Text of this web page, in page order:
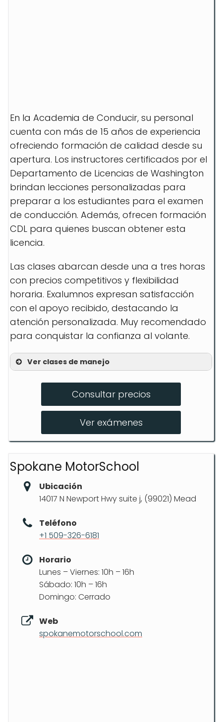
En la Academia de Conducir, su personal
cuenta con más de 15 años de experiencia
ofreciendo formación de calidad desde su
apertura. Los instructores certificados por el
Departamento de Licencias de Washington
brindan lecciones personalizadas para
preparar a los estudiantes para el examen
de conducción. Además, ofrecen formación
CDL para quienes buscan obtener esta
licencia.
Las clases abarcan desde una a tres horas
con precios competitivos y flexibilidad
horaria. Exalumnos expresan satisfacción
con el apoyo recibido, destacando la
atención personalizada. Muy recomendado
para conquistar la confianza al volante.
Ver clases de manejo
Exámenes de licencia
Formación CDL
Consultar precios
Ver exámenes
Spokane MotorSchool
Ubicación
14017 N Newport Hwy suite j, (99021) Mead
Teléfono
+1 509-326-6181
Horario
Lunes – Viernes: 10h – 16h
Sábado: 10h – 16h
Domingo: Cerrado
Web
spokanemotorschool.com